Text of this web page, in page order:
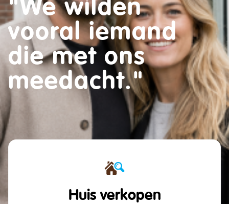
"We wilden
vooral iemand
die met ons
meedacht."
alleen een huis.
We zochten een
plek voor wat
komen gaat."
Huis verkopen